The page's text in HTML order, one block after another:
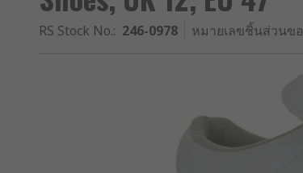
RS Stock No.: 246-0978 หมายเลขชิ้นส่วนข